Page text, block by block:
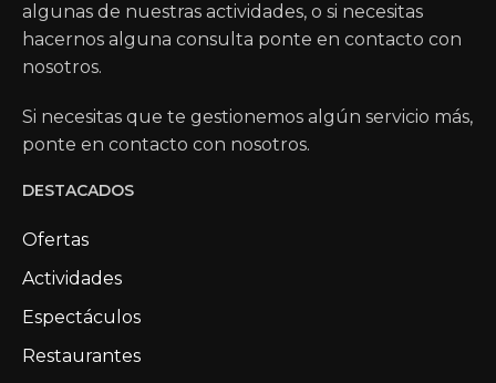
algunas de nuestras actividades, o si necesitas
hacernos alguna consulta ponte en contacto con
nosotros.
Si necesitas que te gestionemos algún servicio más,
ponte en contacto con nosotros.
DESTACADOS
Ofertas
Actividades
Espectáculos
Restaurantes